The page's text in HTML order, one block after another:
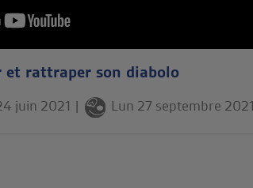
et rattraper son diabolo
juin 2021 | Lun 27 septembre 2021